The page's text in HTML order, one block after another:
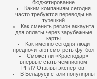
бюджетирование
Каким компаниям сегодня
часто требуются переводы на
турецкий
Как сменить регион аккаунта
для оплаты через зарубежные
карты
Как именно сегодня люди
предпочитают смотреть футбол
Сможет ли «Краснодар»
впервые стать чемпионом
РПЛ? Отзывы экспертов!
В Беларуси стали популярны